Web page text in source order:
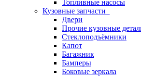
Топливные насосы
Кузовные запчасти
Двери
Прочие кузовные
Стеклоподъёмники
Капот
Багажник
Бамперы
Боковые зеркала